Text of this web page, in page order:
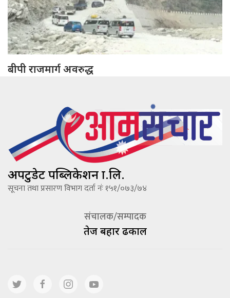
बीपी राजमार्ग अवरुद्ध
अपटुडेट पब्लिकेशन प्रा.लि.
सूचना तथा प्रसारण विभाग दर्ता नंः १५१/०७३/७४
संचालक/सम्पादक
तेज बहादूर ढकाल